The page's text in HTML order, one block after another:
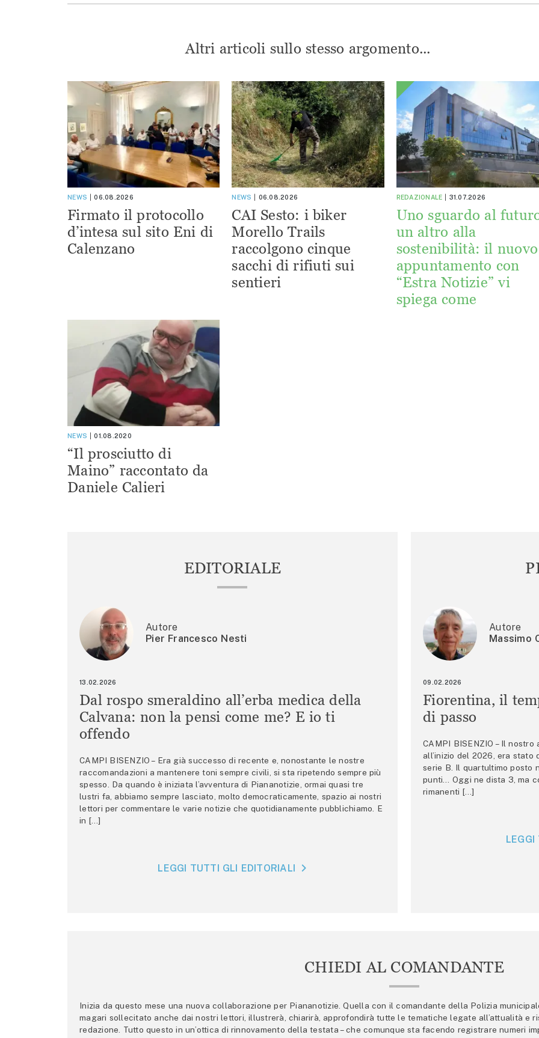
Altri articoli sullo stesso argomento...
NEWS 06.08.2026
Firmato il protocollo
d’intesa sul sito Eni di
Calenzano
NEWS 06.08.2026
CAI Sesto: i biker
Morello Trails
raccolgono cinque
sacchi di rifiuti sui
sentieri
REDAZIONALE 31.07.2026
Uno sguardo al
un altro alla
sostenibilità: il nuovo
appuntamento con
“Estra Notizie” vi
spiega come
NEWS 01.08.2020
“Il prosciutto di
Maino” raccontato da
Daniele Calieri
EDITORIALE
Autore
Pier Francesco Nesti
13.02.2026
Dal rospo smeraldino all’erba medica della
Calvana: non la pensi come me? E io ti
offendo
CAMPI BISENZIO – Era già successo di recente e, nonostante le nostre
raccomandazioni a mantenere toni sempre civili, si sta ripetendo sempre più
spesso. Da quando è iniziata l’avventura di Piananotizie, ormai quasi tre
lustri fa, abbiamo sempre lasciato, molto democraticamente, spazio ai nostri
lettori per commentare le varie notizie che quotidianamente pubblichiamo. E
in […]
LEGGI TUTTI GLI EDITORIALI
Autore
Massimo
09.02.2026
Fiorentina, il
di passo
CAMPI BISENZIO – Il
all’inizio del 2026, era stato
serie B. Il quartultimo posto
punti… Oggi ne dista 3, ma
rimanenti […]
CHIEDI AL COMANDANTE
Inizia da questo mese una nuova collaborazione per Piananotizie. Quella con il comandante della Polizia
magari sollecitato anche dai nostri lettori, illustrerà, chiarirà, approfondirà tutte le tematiche legate all’attualità e
redazione. Tutto questo in un’ottica di rinnovamento della testata – che comunque sta facendo registrare numeri